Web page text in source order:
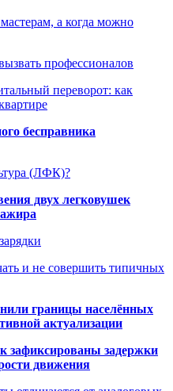
а когда можно
профессионалов
переворот: как
бесправника
(ЛФК)?
двух легковушек
и не совершить типичных
границы населённых
актуализации
зафиксированы задержки
движения